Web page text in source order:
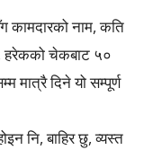
कामदारको नाम, कति
हरेकको चेकबाट ५०
मात्रै दिने यो सम्पूर्ण
नि, बाहिर छु, व्यस्त